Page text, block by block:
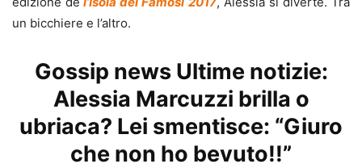
un bicchiere e l’altro.
Gossip news Ultime notizie:
Alessia Marcuzzi brilla o
ubriaca? Lei smentisce: “Giuro
che non ho bevuto!!”